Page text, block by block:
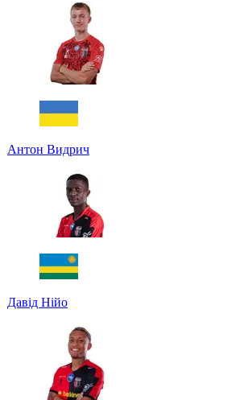
Антон Видрич
Давід Нійо